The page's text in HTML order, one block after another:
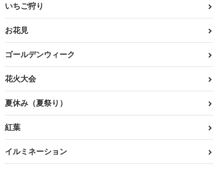
いちご狩り
お花見
ゴールデンウィーク
花火大会
夏休み（夏祭り）
紅葉
イルミネーション